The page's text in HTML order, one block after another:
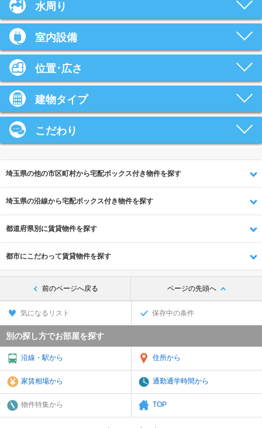
水周り
室内設備
位置･広さ
建物タイプ
こだわり
埼玉県の他の市区町村から宅配ボックス付き物件を探す
埼玉県の沿線から宅配ボックス付き物件を探す
都道府県別に賃貸物件を探す
都市にこだわって賃貸物件を探す
前のページへ戻る ページの先頭へ
気になるリスト 保存中の条件
別の探し方でお部屋を探す
沿線・駅から 住所から
家賃相場から 通勤通学時間から
物件特集から TOP